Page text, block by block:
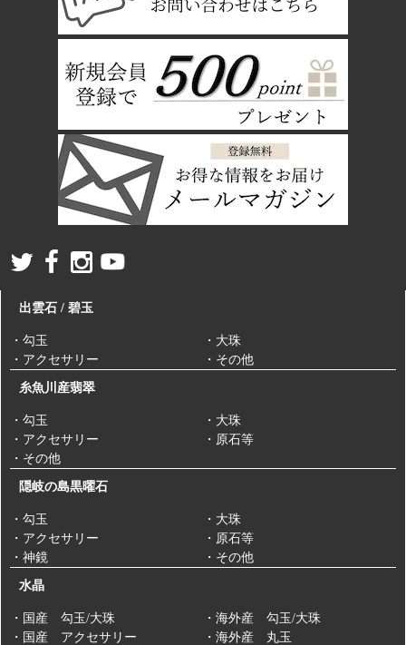
出雲石 / 碧玉
・勾玉
・大珠
・アクセサリー
・その他
糸魚川産翡翠
・勾玉
・大珠
・アクセサリー
・原石等
・その他
隠岐の島黒曜石
・勾玉
・大珠
・アクセサリー
・原石等
・神鏡
・その他
水晶
・国産 勾玉/大珠
・海外産 勾玉/大珠
・国産 アクセサリー
・海外産 丸玉